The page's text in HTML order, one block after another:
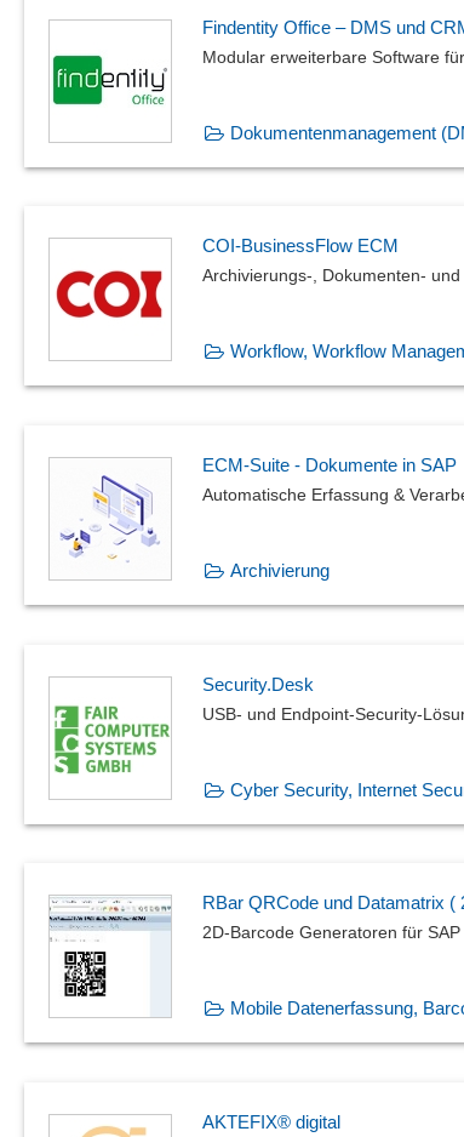
Findentity Office – DMS und
Modular erweiterbare Software
Dokumentenmanagement
COI-BusinessFlow ECM
Archivierungs-, Dokumenten-
Workflow, Workflow
ECM-Suite - Dokumente in SAP
Automatische Erfassung &
Archivierung
Security.Desk
USB- und Endpoint-Security-
Cyber Security, Internet
RBar QRCode und Datamatrix
2D-Barcode Generatoren für
Mobile Datenerfassung,
AKTEFIX® digital